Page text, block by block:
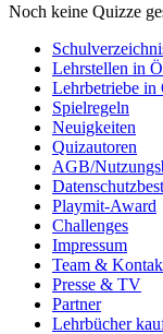
Noch keine Quizze
Lehrstellen in
Lehrbetriebe in
Spielregeln
Neuigkeiten
Quizautoren
AGB/
Playmit-Award
Challenges
Impressum
Team &
Presse & TV
Partner
Lehrbücher